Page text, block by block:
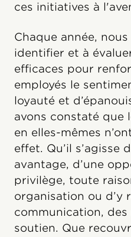
ces initiatives à
Chaque année,
identifier et à
efficaces pour
employés le
loyauté et
avons constaté que
en elles-mêmes
effet. Qu’il s’agisse
avantage, d’une
privilège, toute
organisation ou d’y
communication, des
soutien. Que